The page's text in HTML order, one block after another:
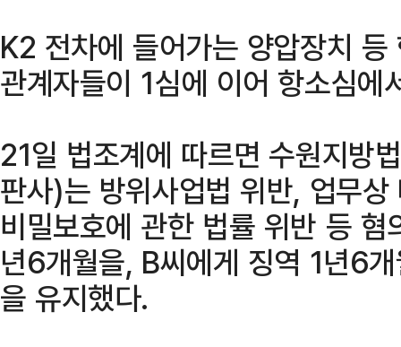
K2 전차에 들어가는 양압장치
관계자들이 1심에 이어 항소심에
21일 법조계에 따르면 수원지방
판사)는 방위사업법 위반, 업무
비밀보호에 관한 법률 위반 등
년6개월을, B씨에게 징역 1년6
을 유지했다.